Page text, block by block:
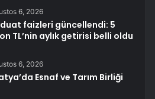
6, 2026
faizleri güncellendi: 5
TL’nin aylık getirisi belli oldu
6, 2026
Esnaf ve Tarım Birliği